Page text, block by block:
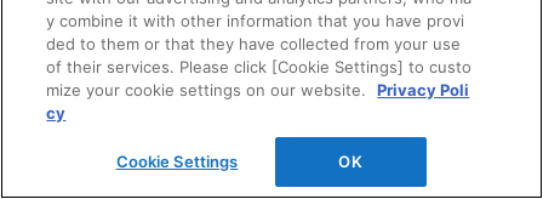
y combine it with other information that you have provi
ded to them or that they have collected from your use
of their services. Please click [Cookie Settings] to custo
mize your cookie settings on our website.
Privacy Poli
cy
Cookie Settings OK